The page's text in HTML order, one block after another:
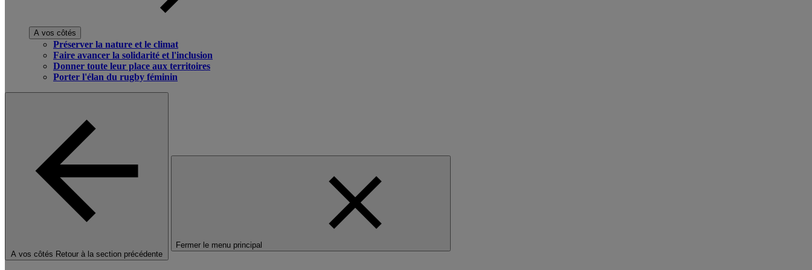
A vos côtés
Préserver la nature et le climat
Faire avancer la solidarité et l'inclusion
Donner toute leur place aux territoires
Porter l'élan du rugby féminin
A vos côtés Retour à la section précédente
Fermer le menu principal